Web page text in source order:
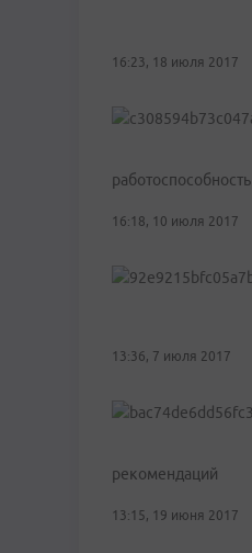
16:23, 18 июля 2017
работоспособность
16:18, 10 июля 2017
13:36, 7 июля 2017
рекомендаций
13:15, 19 июня 2017